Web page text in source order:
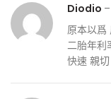
Diodio –
原本以爲
二胎年利
快速 親切